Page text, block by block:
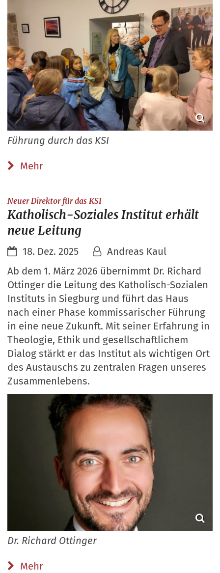
Führung durch das KSI
Mehr
Neuer Direktor für das KSI:
Katholisch-Soziales Institut erhält
neue Leitung
18. Dez. 2025
Andreas Kaul
Ab dem 1. März 2026 übernimmt Dr. Richard
Ottinger die Leitung des Katholisch-Sozialen
Instituts in Siegburg und führt das Haus
nach einer Phase kommissarischer Führung
in eine neue Zukunft. Mit seiner Erfahrung in
Theologie, Ethik und gesellschaftlichem
Dialog stärkt er das Institut als wichtigen Ort
des Austauschs zu zentralen Fragen unseres
Zusammenlebens.
Dr. Richard Ottinger
Mehr